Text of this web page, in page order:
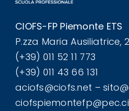
CIOFS-FP Piemonte ETS
P.zza Maria Ausiliatrice,
(+39) 011 52 11 773
(+39) 011 43 66 131
aciofs@ciofs.net –